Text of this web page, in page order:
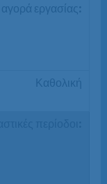
αγορά εργασίας:
Καθολική